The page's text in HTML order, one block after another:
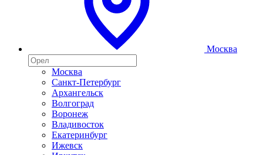
Москва
Москва
Санкт-Петербург
Архангельск
Волгоград
Воронеж
Владивосток
Екатеринбург
Ижевск